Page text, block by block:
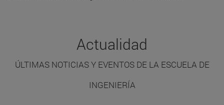
Actualidad
ÚLTIMAS NOTICIAS Y EVENTOS DE LA ESCUELA DE
INGENIERÍA